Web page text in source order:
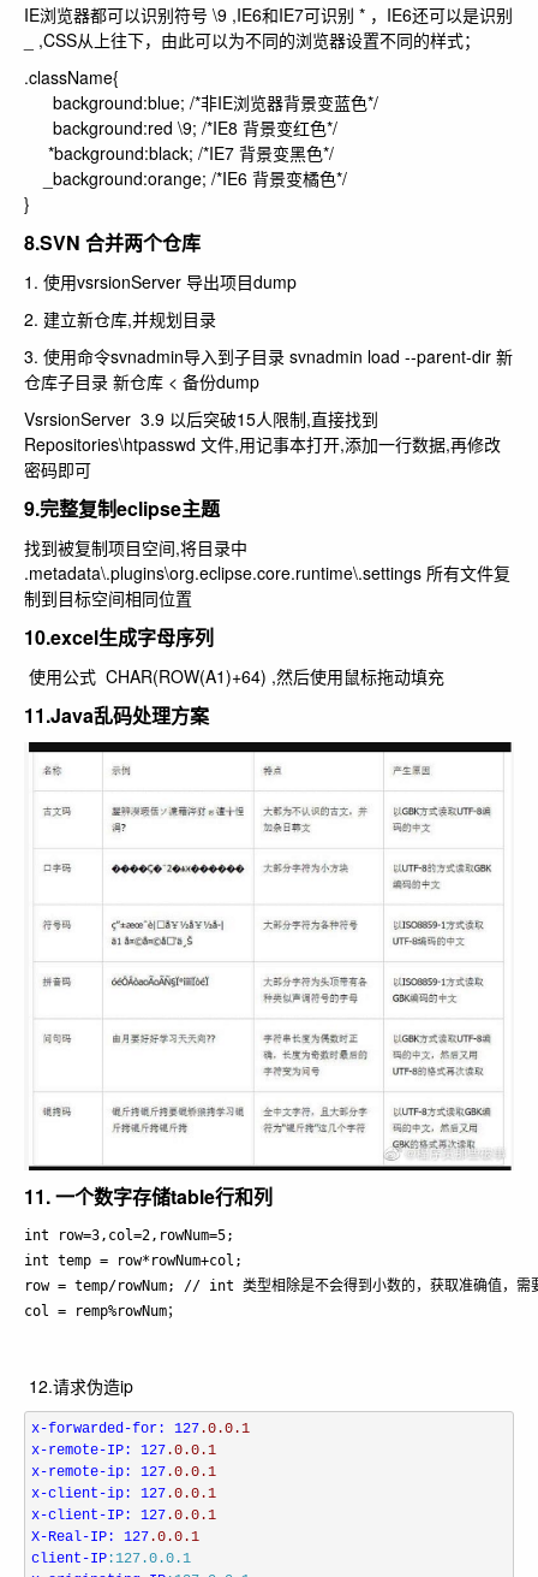
IE浏览器都可以识别符号 \9 ,IE6和IE7可识别 * ，IE6还可以是识别
_ ,CSS从上往下，由此可以为不同的浏览器设置不同的样式；
.className{
background:blue; /*非IE浏览器背景变蓝色*/
background:red \9; /*IE8 背景变红色*/
*background:black; /*IE7 背景变黑色*/
_background:orange; /*IE6 背景变橘色*/
}
8.SVN 合并两个仓库
1. 使用vsrsionServer 导出项目dump
2. 建立新仓库,并规划目录
3. 使用命令svnadmin导入到子目录 svnadmin load --parent-dir 新
仓库子目录 新仓库 < 备份dump
VsrsionServer 3.9 以后突破15人限制,直接找到
Repositories\htpasswd 文件,用记事本打开,添加一行数据,再修改
密码即可
9.完整复制eclipse主题
找到被复制项目空间,将目录中
.metadata\.plugins\org.eclipse.core.runtime\.settings 所有文件复
制到目标空间相同位置
10.excel生成字母序列
使用公式 CHAR(ROW(A1)+64) ,然后使用鼠标拖动填充
11.Java乱码处理方案
11. 一个数字存储table行和列
int row=3,col=2,rowNum=5;
int temp = row*rowNum+col;
row = temp/rowNum; // int 类型相除是不会得到小数的，获取准确值，需
12.请求伪造ip
x-forwarded-for: 127 .0 .0
x-remote-IP: 127 .0 .0
x-remote-ip: 127 .0 .0
x-client-ip: 127 .0 .0
x-client-IP: 127 .0 .0
X-Real-IP: 127 .0 .0
client-IP